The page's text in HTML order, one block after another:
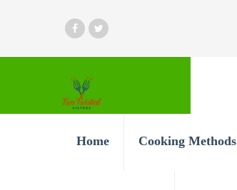
Home Cooking Methods